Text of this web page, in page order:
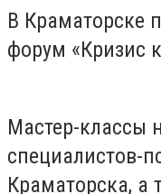
В Краматорске
форум «Кризис
Мастер-классы
специалистов-
Краматорска, а